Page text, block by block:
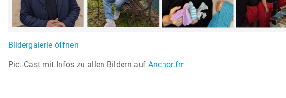
Bildergalerie öffnen
Pict-Cast mit Infos zu allen Bildern auf Anchor.fm